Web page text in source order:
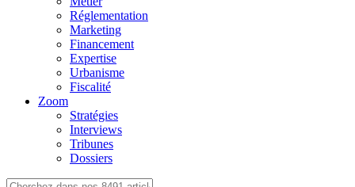
Réglementation
Marketing
Financement
Expertise
Urbanisme
Fiscalité
Zoom
Stratégies
Interviews
Tribunes
Dossiers